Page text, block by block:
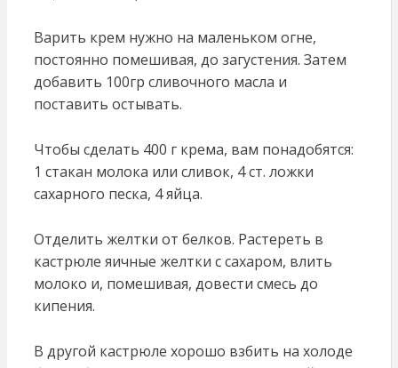
Варить крем нужно на маленьком огне,
постоянно помешивая, до загустения. Затем
добавить 100гр сливочного масла и
поставить остывать.
Чтобы сделать 400 г крема, вам понадобятся:
1 стакан молока или сливок, 4 ст. ложки
сахарного песка, 4 яйца.
Отделить желтки от белков. Растереть в
кастрюле яичные желтки с сахаром, влить
молоко и, помешивая, довести смесь до
кипения.
В другой кастрюле хорошо взбить на холоде